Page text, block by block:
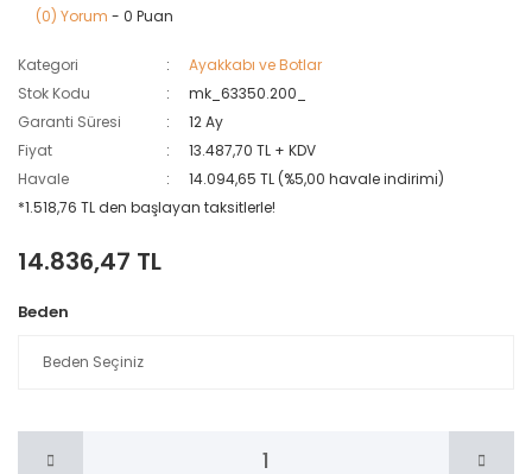
(0) Yorum - 0 Puan
Kategori
Ayakkabı ve Botlar
Stok Kodu
mk_63350.200_
Garanti Süresi
12 Ay
Fiyat
13.487,70 TL + KDV
Havale
14.094,65 TL (%5,00 havale indirimi)
*1.518,76 TL den başlayan taksitlerle!
14.836,47 TL
Beden